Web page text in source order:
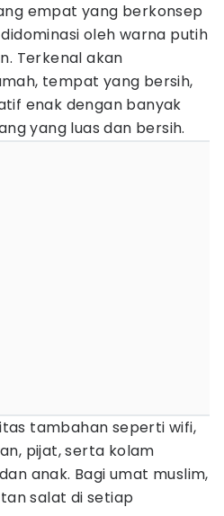
empat yang berkonsep
oleh warna putih
Terkenal akan
tempat yang bersih,
enak dengan banyak
yang luas dan bersih.
tambahan seperti wifi,
pijat, serta kolam
anak. Bagi umat muslim,
salat di setiap